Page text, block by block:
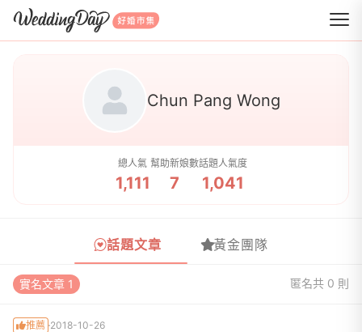
WeddingDay 好婚市集
Chun Pang Wong
總人氣
1,111
幫助新娘數
7
話題人氣度
1,041
話題文章 黃金團隊
實名文章 1 匿名共 0 則
推薦 2018-10-26